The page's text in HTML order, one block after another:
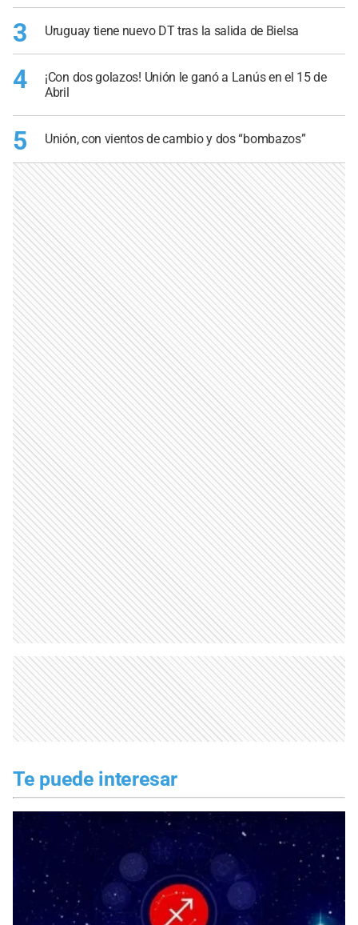
3 Uruguay tiene nuevo DT tras la salida de Bielsa
4
¡Con dos golazos! Unión le ganó a Lanús en el 15 de
Abril
5 Unión, con vientos de cambio y dos “bombazos”
Te puede interesar